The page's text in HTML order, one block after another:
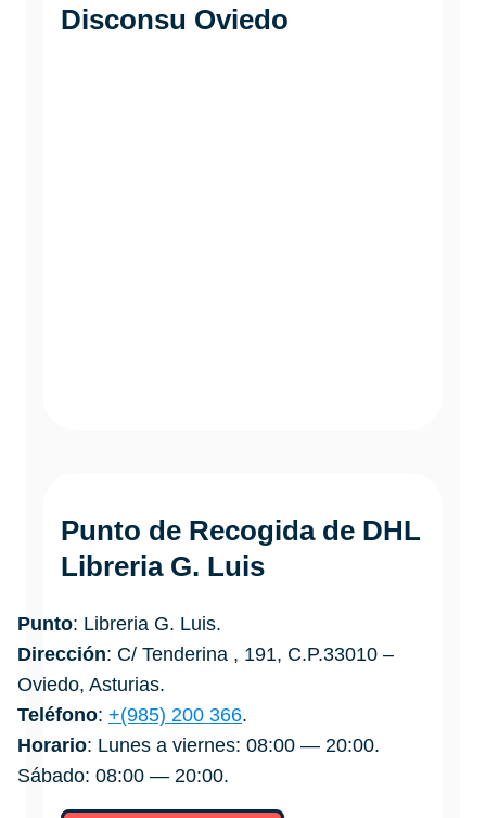
Disconsu Oviedo
Punto de Recogida de DHL
Libreria G. Luis
Punto: Libreria G. Luis.
Dirección: C/ Tenderina , 191, C.P.33010 –
Oviedo, Asturias.
Teléfono: +(985) 200 366.
Horario: Lunes a viernes: 08:00 — 20:00.
Sábado: 08:00 — 20:00.